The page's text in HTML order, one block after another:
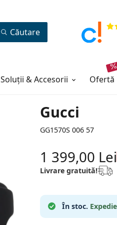
Opinii
Căutare
Soluții & Accesorii ofertă
Gucci
GG1570S 006 57
1 399,00 Lei
Livrare gratuită!
În stoc.